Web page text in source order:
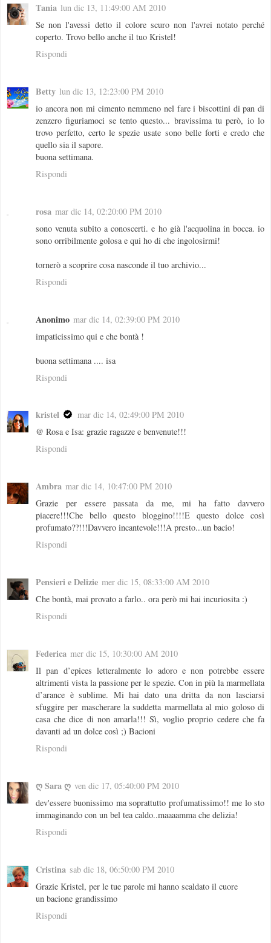
Tania lun dic 13, 11:49:00 AM 2010
Se non l'avessi detto il colore scuro non l'avrei notato perché
coperto. Trovo bello anche il tuo Kristel!
Rispondi
Betty lun dic 13, 12:23:00 PM 2010
io ancora non mi cimento nemmeno nel fare i biscottini di pan di
zenzero figuriamoci se tento questo... bravissima tu però, io lo
trovo perfetto, certo le spezie usate sono belle forti e credo che
quello sia il sapore.
buona settimana.
Rispondi
rosa mar dic 14, 02:20:00 PM 2010
sono venuta subito a conoscerti. e ho già l'acquolina in bocca. io
sono orribilmente golosa e qui ho di che ingolosirmi!
tornerò a scoprire cosa nasconde il tuo archivio...
Rispondi
Anonimo mar dic 14, 02:39:00 PM 2010
impaticissimo qui e che bontà !
buona settimana .... isa
Rispondi
kristel
mar dic 14, 02:49:00 PM 2010
@ Rosa e Isa: grazie ragazze e benvenute!!!
Rispondi
Ambra mar dic 14, 10:47:00 PM 2010
Grazie per essere passata da me, mi ha fatto davvero
piacere!!!Che bello questo bloggino!!!!E questo dolce così
profumato??!!!Davvero incantevole!!!A presto...un bacio!
Rispondi
Pensieri e Delizie mer dic 15, 08:33:00 AM 2010
Che bontà, mai provato a farlo.. ora però mi hai incuriosita :)
Rispondi
Federica mer dic 15, 10:30:00 AM 2010
Il pan d’epices letteralmente lo adoro e non potrebbe essere
altrimenti vista la passione per le spezie. Con in più la marmellata
d’arance è sublime. Mi hai dato una dritta da non lasciarsi
sfuggire per mascherare la suddetta marmellata al mio goloso di
casa che dice di non amarla!!! Sì, voglio proprio cedere che fa
davanti ad un dolce così ;) Bacioni
Rispondi
ღ Sara ღ ven dic 17, 05:40:00 PM 2010
dev'essere buonissimo ma soprattutto profumatissimo!! me lo sto
immaginando con un bel tea caldo..maaaamma che delizia!
Rispondi
Cristina sab dic 18, 06:50:00 PM 2010
Grazie Kristel, per le tue parole mi hanno scaldato il cuore
un bacione grandissimo
Rispondi